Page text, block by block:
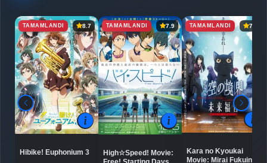
Bölüm No: 7 Detaylar İzle
Bölüm No: 8 Detaylar İzle
Bölüm No: 9 Detaylar İzle
Detaylar İzle
TAMAMLANDI 8.7
Hibike! Euphonium 3
TAMAMLANDI 7.9
High☆Speed! Movie:
TAMAMLANDI 7.4
Kara no Kyoukai
Movie: Mirai Fukuin -